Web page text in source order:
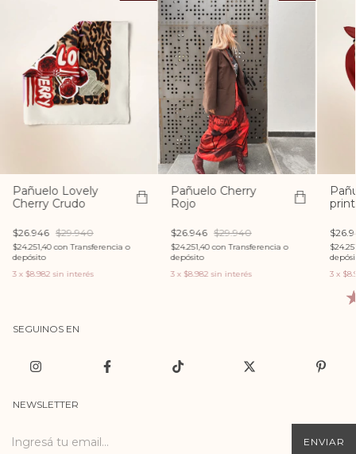
Pañuelo Lovely
Cherry Crudo
$26.946 $29.940
$24.251,40con Transferencia o
depósito
3 x $8.982 sin interés
Pañuelo Cherry
Rojo
$26.946 $29.940
$24.251,40con Transferencia o
depósito
3 x$8.982 sin interés
3 x
SEGUINOS EN
NEWSLETTER